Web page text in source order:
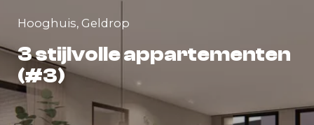
Hooghuis, Geldrop
3 stijlvolle appartementen
(#3)